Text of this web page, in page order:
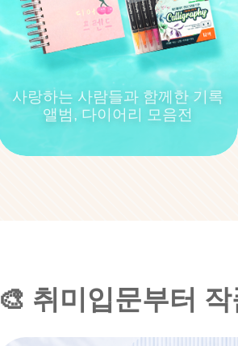
사랑하는 사람들과 함께한 기록
앨범, 다이어리 모음전
🎨 취미입문부터